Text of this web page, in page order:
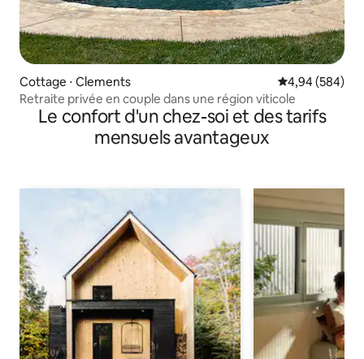
Cottage ⋅ Clements Évaluation
4,94 (584)
Retraite privée en couple dans une région viticole
Le confort d'un chez-soi et des tarifs
mensuels avantageux